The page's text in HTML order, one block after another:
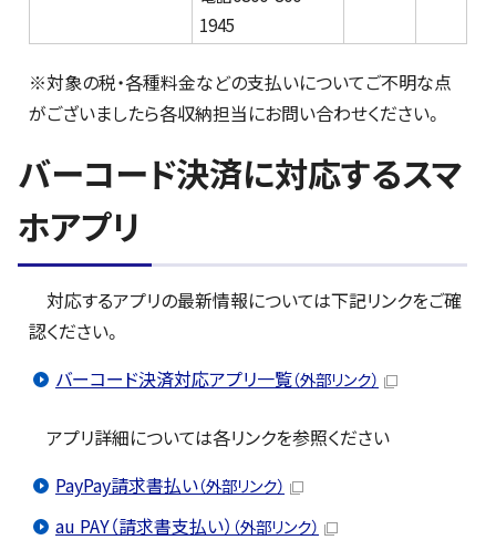
1945
※対象の税・各種料金などの支払いについてご不明な点
がございましたら各収納担当にお問い合わせください。
バーコード決済に対応するスマ
ホアプリ
対応するアプリの最新情報については下記リンクをご確
認ください。
バーコード決済対応アプリ一覧（外部リンク）
アプリ詳細については各リンクを参照ください
PayPay請求書払い（外部リンク）
au PAY（請求書支払い） （外部リンク）